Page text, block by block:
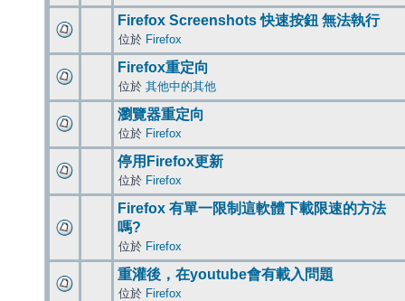
Firefox Screenshots 快速按鈕 無法執行
位於 Firefox
Firefox重定向
位於 其他中的其他
瀏覽器重定向
位於 Firefox
停用Firefox更新
位於 Firefox
Firefox 有單一限制這軟體下載限速的方法
嗎?
位於 Firefox
重灌後，在youtube會有載入問題
位於 Firefox